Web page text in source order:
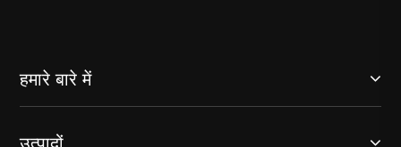
हमारे बारे में